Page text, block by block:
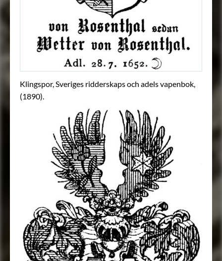
Klingspor, Sveriges ridderskaps och adels vapenbok,
(1890).